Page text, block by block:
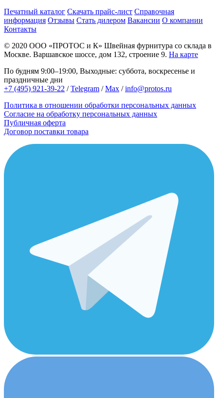
Печатный каталог Скачать прайс-лист Справочная
информация Отзывы Стать дилером Вакансии О компании
Контакты
© 2020 ООО «ПРОТОС и К» Швейная фурнитура со склада в
Москве. Варшавское шоссе, дом 132, строение 9. На карте
По будням 9:00–19:00, Выходные: суббота, воскресенье и
праздничные дни
+7 (495) 921-39-22 /Telegram /Max /info@protos.ru
Политика в отношении обработки персональных данных
Согласие на обработку персональных данных
Публичная оферта
Договор поставки товара